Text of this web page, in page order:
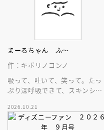
まーるちゃん ふ～
作：キボリノコンノ
吸って、吐いて、笑って。たっ
ぷり深呼吸できて、スキンシッ
家、キボリノコンノ初のファー
ストブック。
2026.10.21